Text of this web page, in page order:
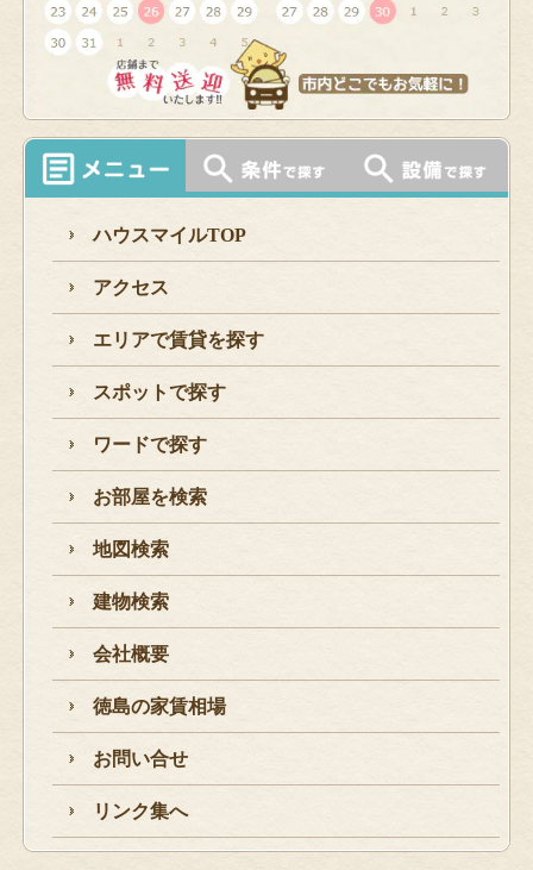
ハウスマイルTOP
アクセス
エリアで賃貸を探す
スポットで探す
ワードで探す
お部屋を検索
地図検索
建物検索
会社概要
徳島の家賃相場
お問い合せ
リンク集へ